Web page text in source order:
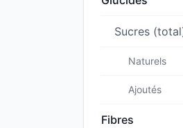
Sucres
Naturels
Ajoutés
Fibres